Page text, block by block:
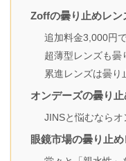
Zoffの曇り止めレン
追加料金3,000円
超薄型レンズも曇
累進レンズは曇り
オンデーズの曇り
JINSと悩むなら
眼鏡市場の曇り止